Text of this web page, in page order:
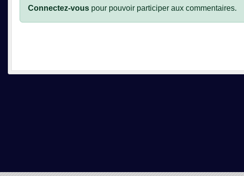
Connectez-vous pour pouvoir participer aux commentaires.